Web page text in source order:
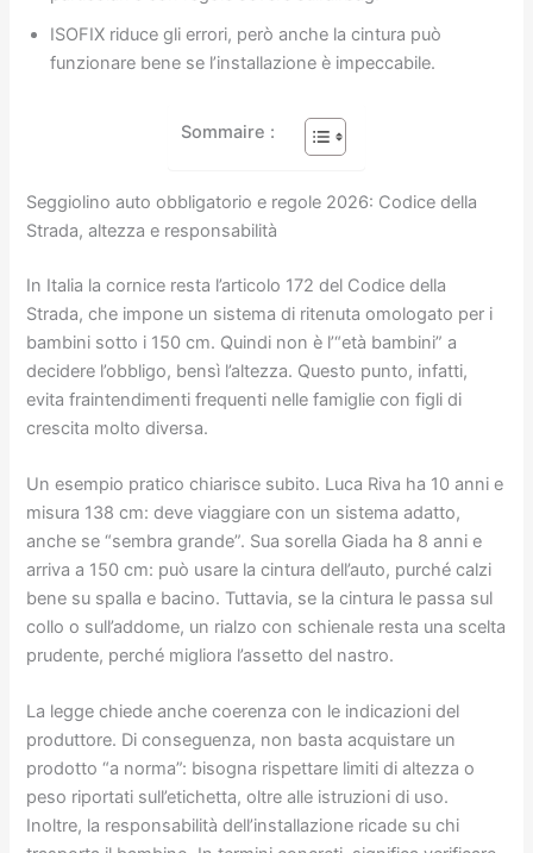
ISOFIX riduce gli errori, però anche la cintura può
funzionare bene se l’installazione è impeccabile.
Sommaire :
Seggiolino auto obbligatorio e regole 2026: Codice della
Strada, altezza e responsabilità
In Italia la cornice resta l’articolo 172 del Codice della
Strada, che impone un sistema di ritenuta omologato per i
bambini sotto i 150 cm. Quindi non è l’“età bambini” a
decidere l’obbligo, bensì l’altezza. Questo punto, infatti,
evita fraintendimenti frequenti nelle famiglie con figli di
crescita molto diversa.
Un esempio pratico chiarisce subito. Luca Riva ha 10 anni e
misura 138 cm: deve viaggiare con un sistema adatto,
anche se “sembra grande”. Sua sorella Giada ha 8 anni e
arriva a 150 cm: può usare la cintura dell’auto, purché calzi
bene su spalla e bacino. Tuttavia, se la cintura le passa sul
collo o sull’addome, un rialzo con schienale resta una scelta
prudente, perché migliora l’assetto del nastro.
La legge chiede anche coerenza con le indicazioni del
produttore. Di conseguenza, non basta acquistare un
prodotto “a norma”: bisogna rispettare limiti di altezza o
peso riportati sull’etichetta, oltre alle istruzioni di uso.
Inoltre, la responsabilità dell’installazione ricade su chi